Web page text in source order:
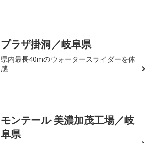
プラザ掛洞／岐阜県
県内最長40mのウォータースライダーを体
感
モンテール 美濃加茂工場／岐
阜県